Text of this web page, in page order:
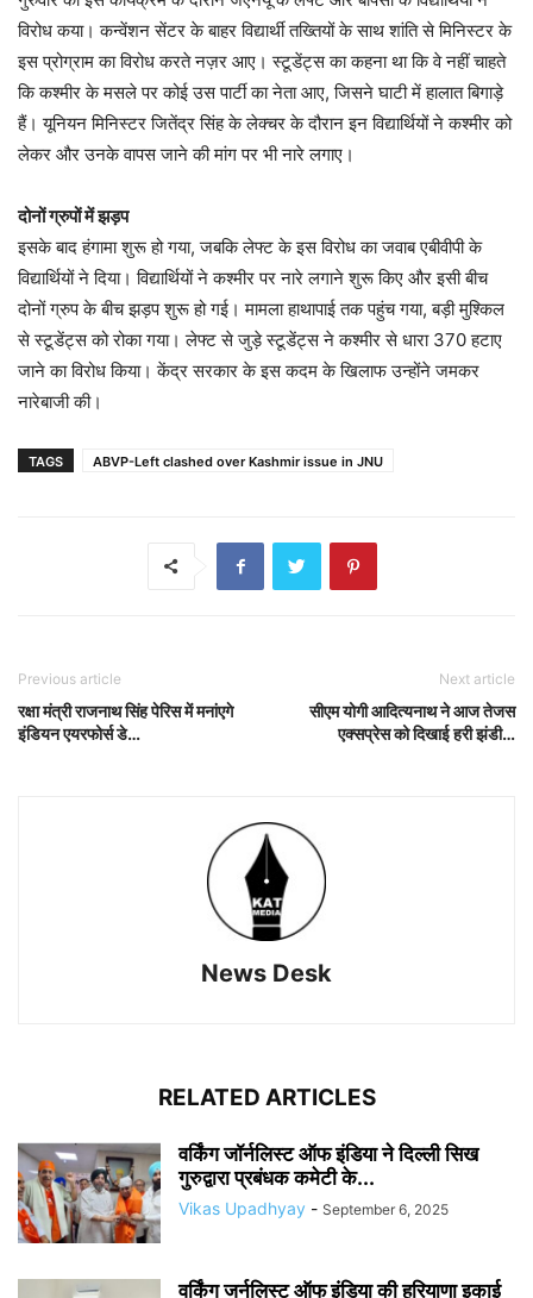
विरोध कया। कन्वेंशन सेंटर के बाहर विद्यार्थी तख्तियों के साथ शांति से मिनिस्टर के
इस प्रोग्राम का विरोध करते नज़र आए। स्टूडेंट्स का कहना था कि वे नहीं चाहते
कि कश्मीर के मसले पर कोई उस पार्टी का नेता आए, जिसने घाटी में हालात बिगाड़े
हैं। यूनियन मिनिस्टर जितेंद्र सिंह के लेक्चर के दौरान इन विद्यार्थियों ने कश्मीर को
लेकर और उनके वापस जाने की मांग पर भी नारे लगाए।
दोनों ग्रुपों में झड़प
इसके बाद हंगामा शुरू हो गया, जबकि लेफ्ट के इस विरोध का जवाब एबीवीपी के
विद्यार्थियों ने दिया। विद्यार्थियों ने कश्मीर पर नारे लगाने शुरू किए और इसी बीच
दोनों ग्रुप के बीच झड़प शुरू हो गई। मामला हाथापाई तक पहुंच गया, बड़ी मुश्किल
से स्टूडेंट्स को रोका गया। लेफ्ट से जुड़े स्टूडेंट्स ने कश्मीर से धारा 370 हटाए
जाने का विरोध किया। केंद्र सरकार के इस कदम के खिलाफ उन्होंने जमकर
नारेबाजी की।
TAGS ABVP-Left clashed over Kashmir issue in JNU
Previous article
रक्षा मंत्री राजनाथ सिंह पेरिस में मनांएगे
इंडियन एयरफोर्स डे…
Next article
सीएम योगी आदित्यनाथ ने आज तेजस
एक्सप्रेस को दिखाई हरी झंडी…
News Desk
RELATED ARTICLES
वर्किंग जॉर्नलिस्ट ऑफ इंडिया ने दिल्ली सिख
गुरुद्वारा प्रबंधक कमेटी के...
Vikas Upadhyay - September 6, 2025
वर्किंग जर्नलिस्ट ऑफ इंडिया की हरियाणा इकाई